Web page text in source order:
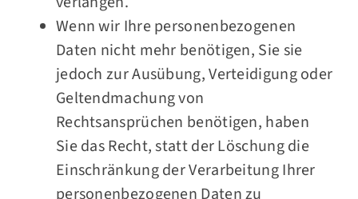
Wenn wir Ihre personenbezogenen
Daten nicht mehr benötigen, Sie sie
jedoch zur Ausübung, Verteidigung oder
Geltendmachung von
Rechtsansprüchen benötigen, haben
Sie das Recht, statt der Löschung die
Einschränkung der Verarbeitung Ihrer
personenbezogenen Daten zu